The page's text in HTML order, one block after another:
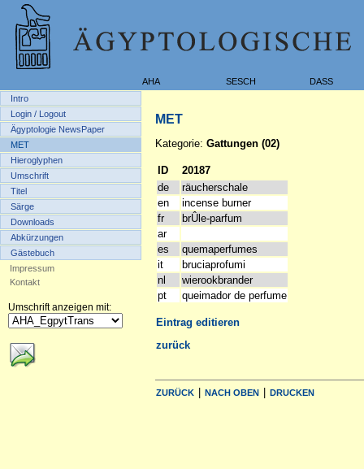
AHA SESCH
DASS
Intro
Login / Logout
Ägyptologie NewsPaper
MET
Hieroglyphen
Umschrift
Titel
Särge
Downloads
Abkürzungen
Gästebuch
Impressum
Kontakt
Umschrift anzeigen mit:
MET
Kategorie: Gattungen (02)
ID
20187
de
räucherschale
en
incense burner
fr
brÛle-parfum
ar
es
quemaperfumes
it
bruciaprofumi
nl
wierookbrander
pt
queimador de perfume
Eintrag editieren
zurück
ZURÜCK | NACH OBEN | DRUCKEN